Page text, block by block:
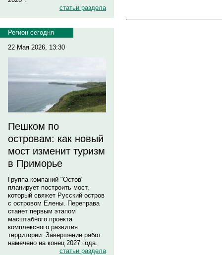
статьи раздела
Регион сегодня
22 Мая 2026, 13:30
Пешком по
островам: как новый
мост изменит туризм
в Приморье
Группа компаний "Остов"
планирует построить мост,
который свяжет Русский остров
с островом Елены. Переправа
станет первым этапом
масштабного проекта
комплексного развития
территории. Завершение работ
намечено на конец 2027 года.
статьи раздела